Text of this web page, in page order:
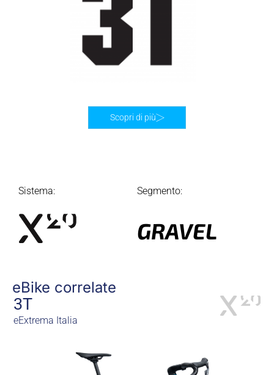
Sistema: Segmento:
GRAVEL
Scopri di più
eBike correlate
3T
eExtrema Italia